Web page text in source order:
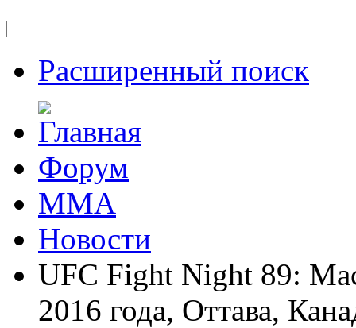
Расширенный поиск
Форум
ММА
Новости
UFC Fight Night 89:
2016 года, Оттава,